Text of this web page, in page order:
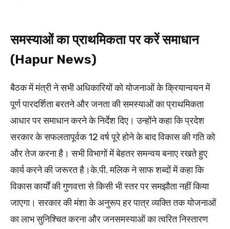
समस्याओं का प्राथमिकता पर करें समाधान
(Hapur News)
बैठक में मंत्री ने सभी अधिकारियों को योजनाओं के क्रियान्वयन में
पूर्ण पारदर्शिता बरतने और जनता की समस्याओं का प्राथमिकता
आधार पर समाधान करने के निर्देश दिए। उन्होंने कहा कि प्रदेश
सरकार के सफलतापूर्वक 12 वर्ष पूरे होने के बाद विकास की गति को
और तेज करना है। सभी विभागों में बेहतर समन्वय बनाए रखते हुए
कार्य करने की जरूरत है।के.पी. मलिक ने साफ शब्दों में कहा कि
विकास कार्यों की गुणवत्ता से किसी भी स्तर पर समझौता नहीं किया
जाएगा। सरकार की मंशा के अनुरूप हर पात्र व्यक्ति तक योजनाओं
का लाभ सुनिश्चित करना और जनसमस्याओं का त्वरित निस्तारण